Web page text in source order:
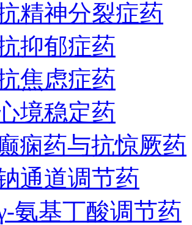
精神分裂症药
抑郁症药
焦虑症药
境稳定药
痫药与抗惊厥药
通道调节药
氨基丁酸调节药